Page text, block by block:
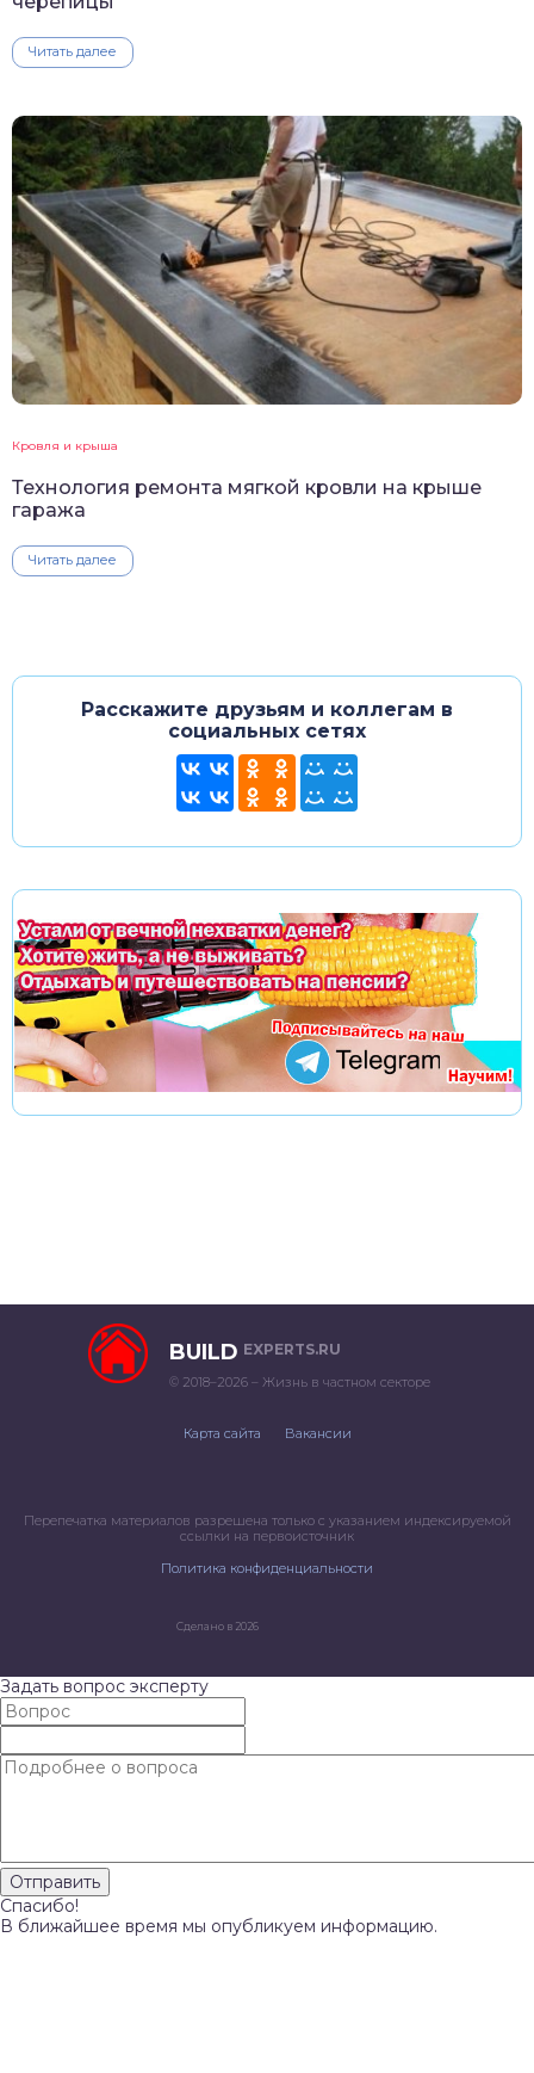
Читать далее
Кровля и крыша
Технология ремонта мягкой кровли на крыше
гаража
Читать далее
Расскажите друзьям и коллегам в
социальных сетях
BUILD EXPERTS.RU
© 2018–2026 – Жизнь в частном секторе
Карта сайта Вакансии
Перепечатка материалов разрешена только с указанием индексируемой
ссылки на первоисточник
Политика конфиденциальности
Сделано в 2026
Задать вопрос эксперту
Спасибо!
В ближайшее время мы опубликуем информацию.